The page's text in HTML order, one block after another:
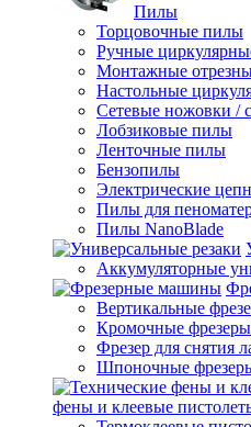
Пилы
Торцовочные пилы
Ручные
Монтажные
Настольные
Сетевые ножовки /
Лобзиковые пилы
Ленточные пилы
Бензопилы
Электрические
Пилы для
Пилы NanoBlade
Аккумуляторные
Вертикальные
Кромочные фрезеры
Фрезер для снятия
Шпоночные
фены и клеевые